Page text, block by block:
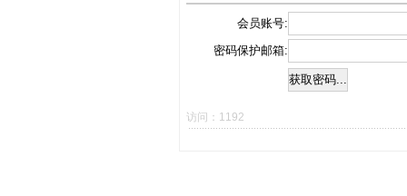
会员账号:
密码保护邮箱:
访问：1192